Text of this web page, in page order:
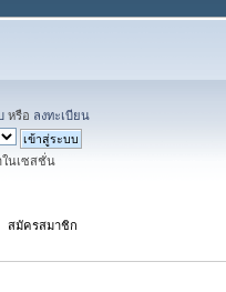
หรือ ลงทะเบียน
ในเซสชั่น
สมัครสมาชิก